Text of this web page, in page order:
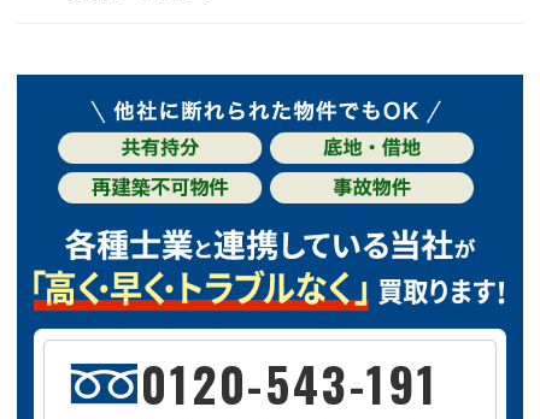
値を高める方法などがあります。また、複数の
不動産会社を比較し、査定額の高いところに売
却を依頼するとよいでしょう。
0120-543-191